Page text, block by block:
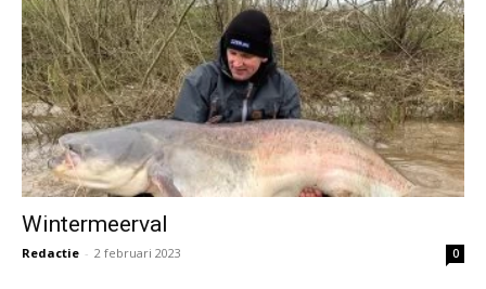
Wintermeerval
Redactie - 2 februari 2023 0